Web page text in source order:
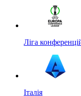
Ліга
Італія